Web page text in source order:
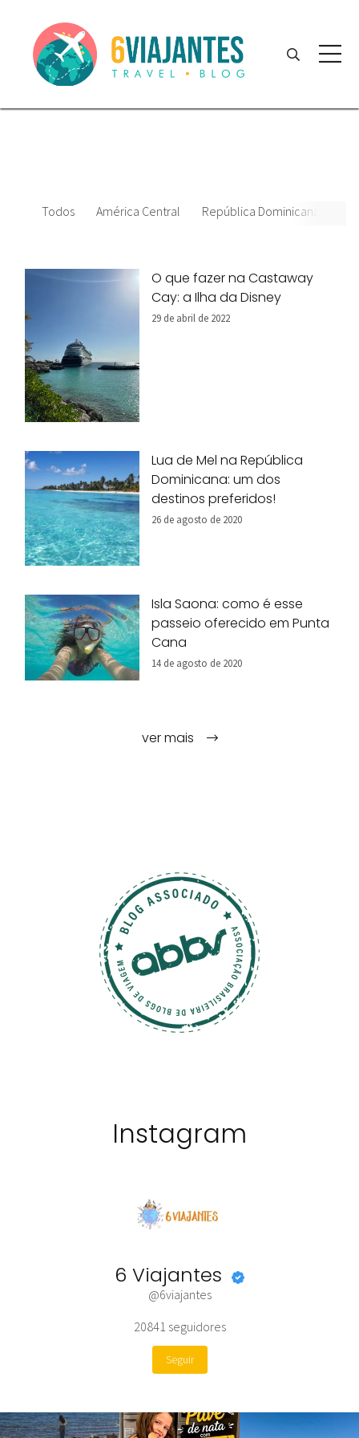
Todos América Central República Dominicana
O que fazer na Castaway
Cay: a Ilha da Disney
29 de abril de 2022
Lua de Mel na República
Dominicana: um dos
destinos preferidos!
26 de agosto de 2020
Isla Saona: como é esse
passeio oferecido em Punta
Cana
14 de agosto de 2020
ver mais
Instagram
6 Viajantes
@6viajantes
20841 seguidores
Seguir